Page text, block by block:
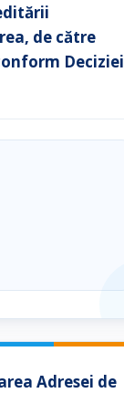
de către
Deciziei
Adresei de